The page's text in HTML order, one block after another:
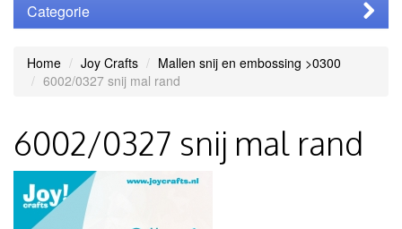
Categorie
Home Joy Crafts
Mallen snij en embossing >0300
6002/0327 snij mal rand
6002/0327 snij mal rand